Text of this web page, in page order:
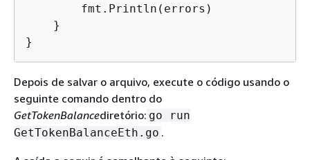
        fmt.Println(errors)
    }
}
Depois de salvar o arquivo, execute o código usando o
seguinte comando dentro do
GetTokenBalancediretório: go run
GetTokenBalanceEth.go .